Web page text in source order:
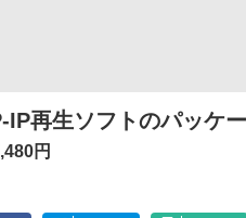
IP再生ソフトのパッケ
円